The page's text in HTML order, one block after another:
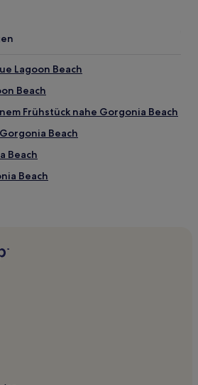
Lagoon Beach
Beach
Frühstück nahe Gorgonia Beach
Beach
Beach
Beach
Marsa Alam
in Marsa Alam
Frühstück in Marsa Alam
Abu Dabab